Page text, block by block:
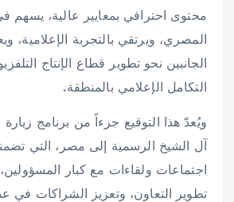
محتوى احترافي بمعايير عالية، يسهم
المصري، ويرتقي بالتجربة الإعلامية،
الجانبين نحو تطوير قطاع الإنتاج
التكامل الإعلامي بالمنطقة.
ويُعدّ هذا التوقيع جزءاً من برنامج
آل الشيخ الرسمية إلى مصر، التي
اجتماعات ولقاءات مع كبار
تطوير التعاون، وتعزيز الشراكات في